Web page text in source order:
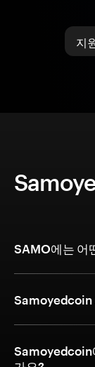
지
SAMO에는 어
Samoyedcoin
Samoyedcoin